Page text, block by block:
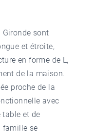
Gironde sont
et étroite,
en forme de L,
de la maison.
proche de la
avec
table et de
famille se